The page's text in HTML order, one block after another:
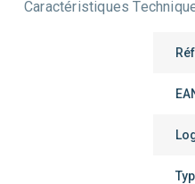
Caractéristiques